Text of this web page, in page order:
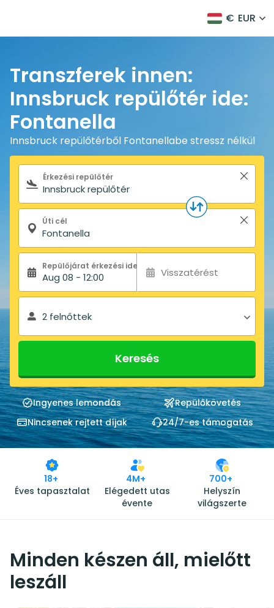
€ EUR
Transzferek innen:
Innsbruck repülőtér ide:
Fontanella
Innsbruck repülőtérből Fontanellabe stressz nélkül
Keresőűrlap
Érkezési repülőtér
Úti cél
Aug 08 - 12:00 Visszatérést
2 felnőttek
Keresés
Ingyenes lemondás
Repülőkövetés
Nincsenek rejtett díjak
24/7-es támogatás
18+
Éves tapasztalat
4M+
Elégedett utas
évente
700+
Helyszín
világszerte
Minden készen áll, mielőtt
leszáll